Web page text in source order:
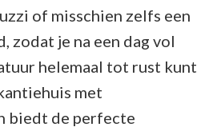
of misschien zelfs een
zodat je na een dag vol
helemaal tot rust kunt
met
biedt de perfecte